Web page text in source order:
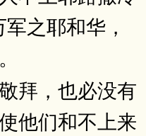
之耶和华，
拜，也必没有
他们和不上来